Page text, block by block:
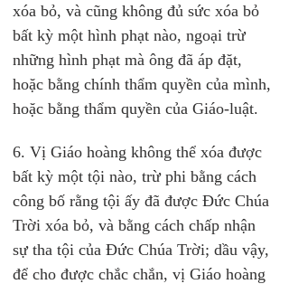
xóa bỏ, và cũng không đủ sức xóa bỏ
bất kỳ một hình phạt nào, ngoại trừ
những hình phạt mà ông đã áp đặt,
hoặc bằng chính thẩm quyền của mình,
hoặc bằng thẩm quyền của Giáo-luật.
6. Vị Giáo hoàng không thể xóa được
bất kỳ một tội nào, trừ phi bằng cách
công bố rằng tội ấy đã được Đức Chúa
Trời xóa bỏ, và bằng cách chấp nhận
sự tha tội của Đức Chúa Trời; dầu vậy,
để cho được chắc chắn, vị Giáo hoàng